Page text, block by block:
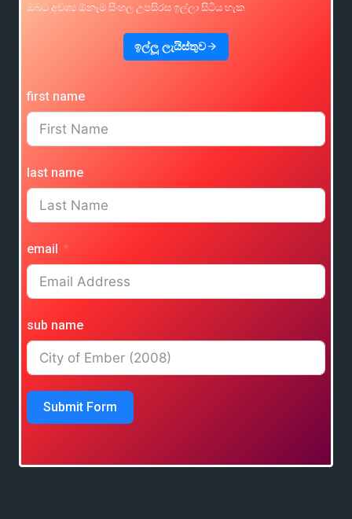
ඔබට අවශ්‍ය ඕනෑම සිංහල උපසිරස ඉල්ලා සිටිය හැක
ඉල්ලූ ලැයිස්තුව
first name
last name
email
sub name
Submit Form